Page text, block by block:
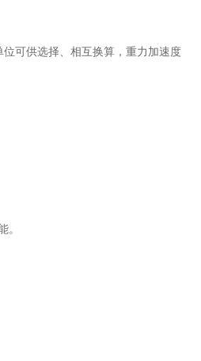
可供选择、相互换算，重力加速度
。